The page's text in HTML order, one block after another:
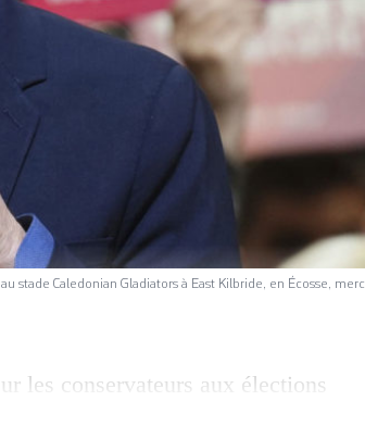
stade Caledonian Gladiators à East Kilbride, en Écosse,
les conservateurs aux élections